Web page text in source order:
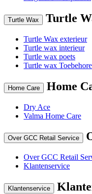
Turtle Wax Turtle
Turtle Wax exterieur
Turtle wax interieur
Turtle wax poets
Turtle wax
Home Care Home
Dry Ace
Valma Home Care
Over GCC Retail Service
Over GCC Retail
Klantenservice
Klantenservice